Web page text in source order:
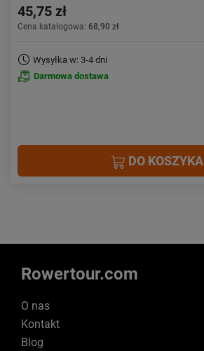
45,75 zł
Cena katalogowa: 68,90 zł
Wysyłka w: 3-4 dni
Darmowa dostawa
DO KOSZYKA
Rowertour.com
O nas
Kontakt
Blog